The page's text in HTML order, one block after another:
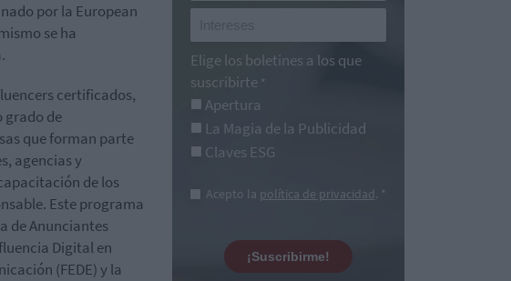
por la European
se ha
certificados,
grado de
que forman parte
agencias y
de los
Este programa
de Anunciantes
Digital en
(FEDE) y la
Elige los boletines a los que
suscribirte *
Apertura
La Magia de la Publicidad
Claves ESG
Acepto la política de privacidad. *
¡Suscribirme!